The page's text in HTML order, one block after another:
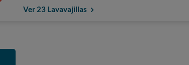
Ver 23 Lavavajillas